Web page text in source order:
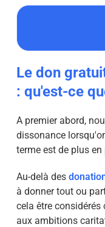
Le don
: qu'est-ce
A premier abord,
dissonance
terme est de plus
Au-delà des
à donner tout ou
cela être considérés
aux ambitions